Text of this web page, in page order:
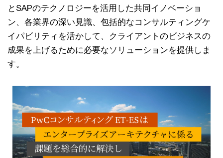
とSAPのテクノロジーを活用した共同イノベーショ
ン、各業界の深い見識、包括的なコンサルティングケ
イパビリティを活かして、クライアントのビジネスの
成果を上げるために必要なソリューションを提供しま
す。